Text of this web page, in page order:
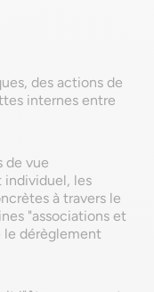
des actions de
internes entre
de vue
individuel, les
à travers le
"associations et
le dérèglement